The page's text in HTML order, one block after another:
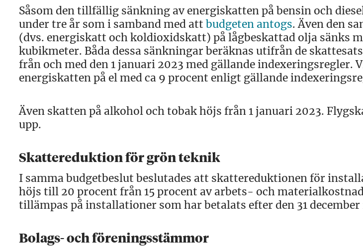
Såsom den tillfällig sänkning av energiskatten på bensin och
under tre år som i samband med att budgeten antogs. Även den
(dvs. energiskatt och koldioxidskatt) på lågbeskattad olja sänks
kubikmeter. Båda dessa sänkningar beräknas utifrån de
från och med den 1 januari 2023 med gällande indexeringsregler.
energiskatten på el med ca 9 procent enligt gällande
Även skatten på alkohol och tobak höjs från 1 januari 2023.
upp.
Skattereduktion för grön teknik
I samma budgetbeslut beslutades att skattereduktionen för
höjs till 20 procent från 15 procent av arbets- och
tillämpas på installationer som har betalats efter den 31 december
Bolags- och föreningsstämmor